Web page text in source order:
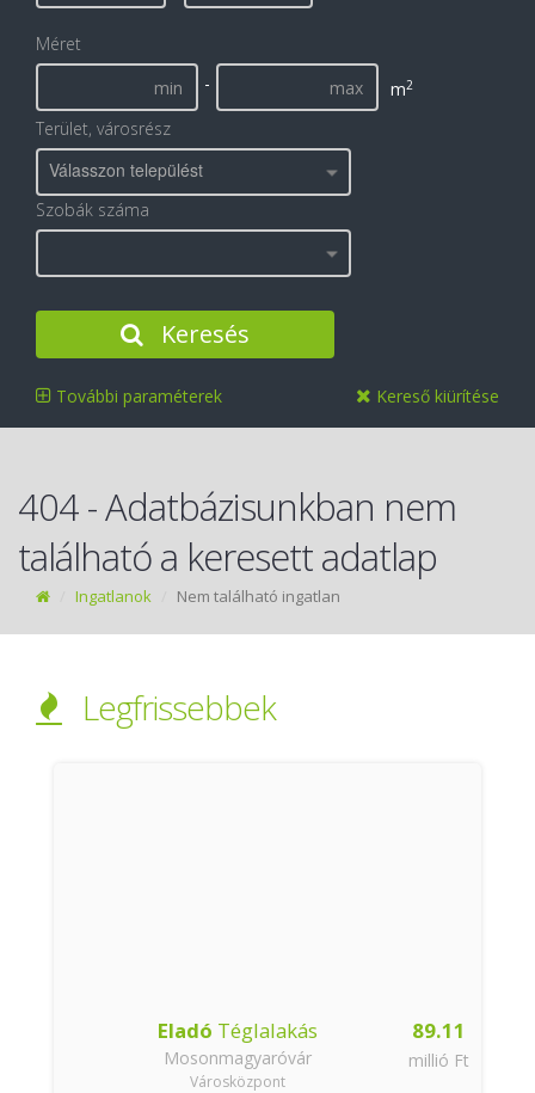
Méret
-
m2
Terület, városrész
Válasszon települést
Szobák száma
Keresés
További paraméterek Kereső kiürítése
404 - Adatbázisunkban nem
található a keresett adatlap
Ingatlanok Nem található ingatlan
Legfrissebbek
89.11
millió Ft
Eladó Téglalakás
Mosonmagyaróvár
Városközpont